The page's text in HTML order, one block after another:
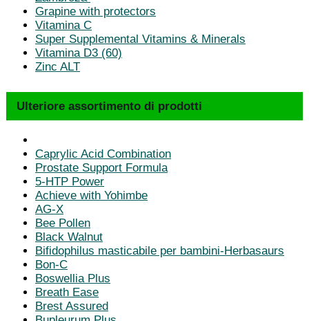
Grapine with protectors
Vitamina C
Super Supplemental Vitamins & Minerals
Vitamina D3 (60)
Zinc ALT
Ulteriore assortimento di prodotti
Caprylic Acid Combination
Prostate Support Formula
5-HTP Power
Achieve with Yohimbe
AG-X
Bee Pollen
Black Walnut
Bifidophilus masticabile per bambini-Herbasaurs
Bon-C
Boswellia Plus
Breath Ease
Brest Assured